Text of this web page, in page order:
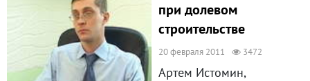
при долевом
строительстве
20 февраля 2011 3472
Артем Истомин,